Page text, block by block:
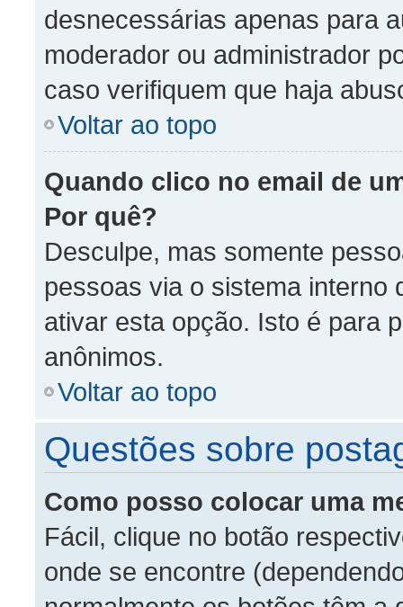
desnecessárias apenas para
moderador ou administrador
caso verifiquem que haja
Voltar ao topo
Quando clico no email de
Por quê?
Desculpe, mas somente
pessoas via o sistema interno
ativar esta opção. Isto é para
anônimos.
Voltar ao topo
Questões sobre
Como posso colocar uma
Fácil, clique no botão
onde se encontre